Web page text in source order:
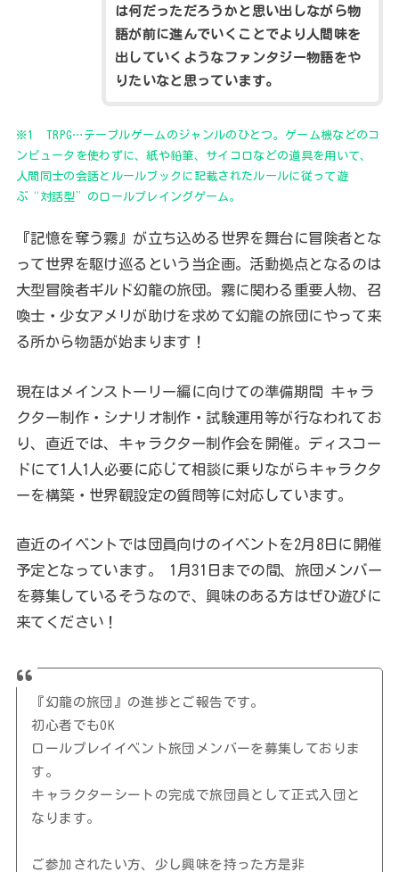
は何だっただろうかと思い出しながら物
語が前に進んでいくことでより人間味を
出していくようなファンタジー物語をや
りたいなと思っています。
※1 TRPG…テーブルゲームのジャンルのひとつ。ゲーム機などのコ
ンピュータを使わずに、紙や鉛筆、サイコロなどの道具を用いて、
人間同士の会話とルールブックに記載されたルールに従って遊
ぶ“対話型”のロールプレイングゲーム。
『記憶を奪う霧』が立ち込める世界を舞台に冒険者とな
って世界を駆け巡るという当企画。活動拠点となるのは
大型冒険者ギルド幻龍の旅団。霧に関わる重要人物、召
喚士・少女アメリが助けを求めて幻龍の旅団にやって来
る所から物語が始まります！
現在はメインストーリー編に向けての準備期間 キャラ
クター制作・シナリオ制作・試験運用等が行なわれてお
り、直近では、キャラクター制作会を開催。ディスコー
ドにて1人1人必要に応じて相談に乗りながらキャラクタ
ーを構築・世界観設定の質問等に対応しています。
直近のイベントでは団員向けのイベントを2月8日に開催
予定となっています。 1月31日までの間、旅団メンバー
を募集しているそうなので、興味のある方はぜひ遊びに
来てください！
『幻龍の旅団』の進捗とご報告です。
初心者でもOK
ロールプレイイベント旅団メンバーを募集しておりま
す。
キャラクターシートの完成で旅団員として正式入団と
なります。
ご参加されたい方、少し興味を持った方是非